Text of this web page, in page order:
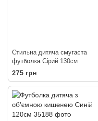
Стильна дитяча смугаста
футболка Сірий 130см
275 грн